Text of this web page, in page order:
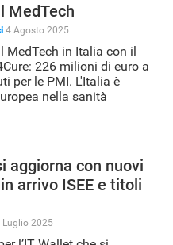
MedTech
4 Agosto 2025
MedTech in Italia con il
226 milioni di euro a
per le PMI. L'Italia è
nella sanità
aggiorna con nuovi
arrivo ISEE e titoli
Luglio 2025